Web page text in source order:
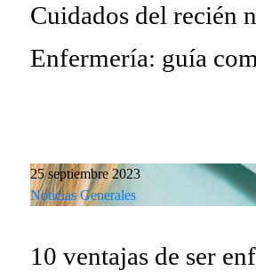
Cuidados del recién
Enfermería: guía
25 septiembre 2023
Noticias Generales
10 ventajas de ser